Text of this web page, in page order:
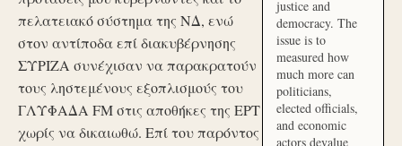
πελατειακό σύστημα της ΝΔ, ενώ
στον αντίποδα επί διακυβέρνησης
ΣΥΡΙΖΑ συνέχισαν να παρακρατούν
τους ληστεμένους εξοπλισμούς του
ΓΛΥΦΑΔΑ FM στις αποθήκες της ΕΡΤ
χωρίς να δικαιωθώ. Επί του παρόντος
justice and
democracy. The
issue is to
measured how
much more can
politicians,
elected officials,
and economic
actors devalue